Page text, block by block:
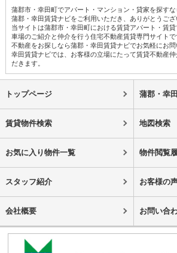
蒲郡市・幸田町でアパート・マンション・貸家を探すな
蒲郡・幸田賃貸ナビをご利用いただき、ありがとうござ
当サイトは蒲郡市・幸田町における賃貸アパート・賃
車場のご紹介と仲介を行う住宅不動産賃貸専門サイト
不動産をお探しなら蒲郡・幸田賃貸ナビでお気軽にお
幸田賃貸ナビでは、お客様の立場にたって賃貸不動産
だきます。
トップページ 蒲郡・幸
賃貸物件検索 地図検索
お気に入り物件一覧 物件閲覧
スタッフ紹介 お客様の
会社概要 お問い合